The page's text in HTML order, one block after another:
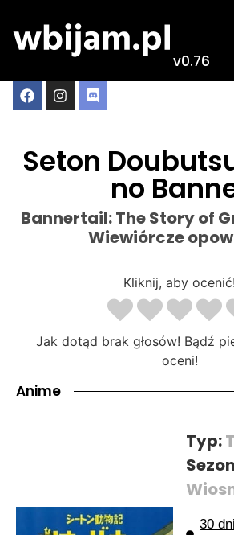
v0.76
Seton
no
Bannertail: The Story of
Wiewiórcze
Kliknij, aby ocenić!
Jak dotąd brak głosów! Bądź
oceni!
Anime
Typ:
30